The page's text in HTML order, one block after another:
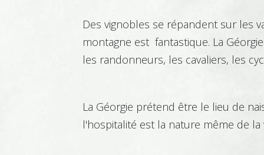
Architecture
Bâtiment – Construction
Des vignobles se répandent sur les
montagne est fantastique. La
les randonneurs, les cavaliers, les
La Géorgie prétend être le lieu de
l'hospitalité est la nature même de la